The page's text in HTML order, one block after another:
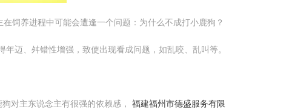
饲养进程中可能会遭逢一个问题：为什么不成打小鹿狗？
迈、舛错性增强，致使出现看成问题，如乱咬、乱叫等。
对主东说念主有很强的依赖感， 福建福州市德盛服务有限